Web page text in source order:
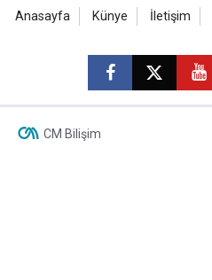
Anasayfa Künye İletişim
CM Bilişim